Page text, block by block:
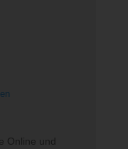
Online und